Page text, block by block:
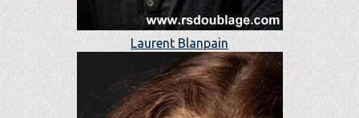
Laurent Blanpain